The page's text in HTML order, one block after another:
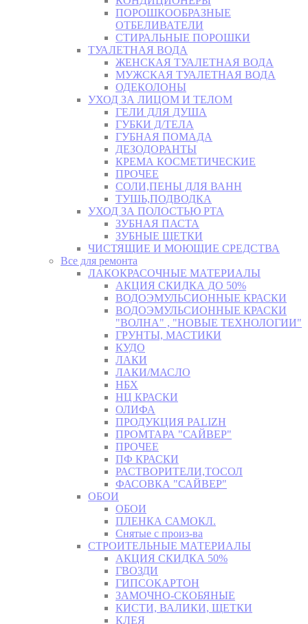
ПОРОШКООБРАЗНЫЕ
ОТБЕЛИВАТЕЛИ
СТИРАЛЬНЫЕ ПОРОШКИ
ТУАЛЕТНАЯ ВОДА
ЖЕНСКАЯ ТУАЛЕТНАЯ ВОДА
МУЖСКАЯ ТУАЛЕТНАЯ ВОДА
ОДЕКОЛОНЫ
УХОД ЗА ЛИЦОМ И ТЕЛОМ
ГЕЛИ ДЛЯ ДУША
ГУБКИ Д/ТЕЛА
ГУБНАЯ ПОМАДА
ДЕЗОДОРАНТЫ
КРЕМА КОСМЕТИЧЕСКИЕ
ПРОЧЕЕ
СОЛИ,ПЕНЫ ДЛЯ ВАНН
ТУШЬ,ПОДВОДКА
УХОД ЗА ПОЛОСТЬЮ РТА
ЗУБНАЯ ПАСТА
ЗУБНЫЕ ЩЕТКИ
ЧИСТЯЩИЕ И МОЮЩИЕ СРЕДСТВА
Все для ремонта
ЛАКОКРАСОЧНЫЕ МАТЕРИАЛЫ
АКЦИЯ СКИДКА ДО 50%
ВОДОЭМУЛЬСИОННЫЕ КРАСКИ
ВОДОЭМУЛЬСИОННЫЕ КРАСКИ
"ВОЛНА" , "НОВЫЕ ТЕХНОЛОГИИ"
ГРУНТЫ, МАСТИКИ
КУДО
ЛАКИ
ЛАКИ/МАСЛО
НБХ
НЦ КРАСКИ
ОЛИФА
ПРОДУКЦИЯ PALIZH
ПРОМТАРА "САЙВЕР"
ПРОЧЕЕ
ПФ КРАСКИ
РАСТВОРИТЕЛИ,ТОСОЛ
ФАСОВКА "САЙВЕР"
ОБОИ
ОБОИ
ПЛЕНКА САМОКЛ.
Снятые с произ-ва
СТРОИТЕЛЬНЫЕ МАТЕРИАЛЫ
АКЦИЯ СКИДКА 50%
ГВОЗДИ
ГИПСОКАРТОН
ЗАМОЧНО-СКОБЯНЫЕ
КИСТИ, ВАЛИКИ, ЩЕТКИ
КЛЕЯ